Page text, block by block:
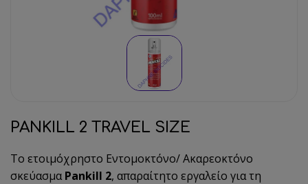
PANKILL 2 TRAVEL SIZE
Το ετοιμόχρηστο Εντομοκτόνο/ Ακαρεοκτόνο
σκεύασμαPankill 2, απαραίτητο εργαλείο για τη